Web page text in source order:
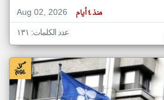
Aug 02, 2026
منذ ٤ أيام
عدد الكلمات: ١٣١